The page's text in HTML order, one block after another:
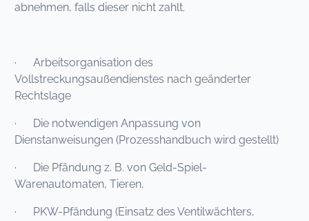
abnehmen, falls dieser nicht zahlt.
· Arbeitsorganisation des
Vollstreckungsaußendienstes nach geänderter
Rechtslage
· Die notwendigen Anpassung von
Dienstanweisungen (Prozesshandbuch wird gestellt)
· Die Pfändung z. B. von Geld-Spiel-
Warenautomaten, Tieren,
· PKW-Pfändung (Einsatz des Ventilwächters,